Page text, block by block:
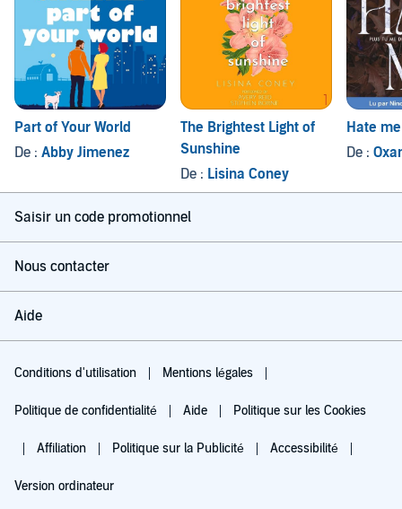
Part of Your World
De : Abby Jimenez
The Brightest Light of
Sunshine
De : Lisina Coney
Hate me
De :
Saisir un code promotionnel
Nous contacter
Aide
Conditions d'utilisation Mentions légales
Politique de confidentialité Aide Politique sur les Cookies
Affiliation Politique sur la Publicité Accessibilité
Version ordinateur